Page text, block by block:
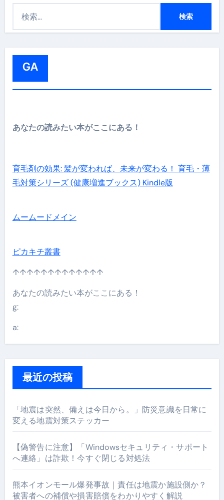
GA
あなたの読みたい本がここにある！
育毛剤の効果: 髪が変われば、未来が変わる！ 育毛・薄
毛対策シリーズ (健康増進ブックス) Kindle版
ムームードメイン
ピカキチ叢書
↑↑↑↑↑↑↑↑↑↑↑↑↑
あなたの読みたい本がここにある！
g:
a:
最近の投稿
「地震は突然、備えは今日から。」防災意識を日常に
変える地震対策ステッカー
【偽警告に注意】「Windowsセキュリティ・サポート
へ連絡」は詐欺！今すぐ閉じる対処法
熊本イオンモール爆発事故｜責任は地震か施設側か？
被害者への補償や損害賠償をわかりやすく解説